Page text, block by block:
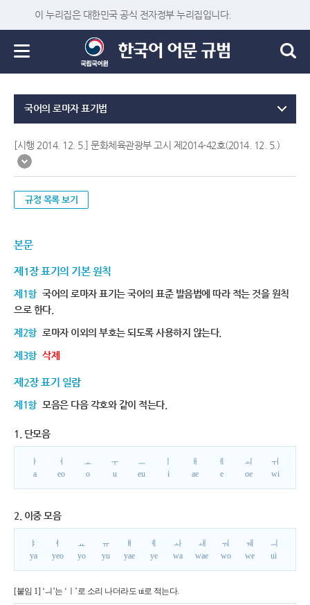
이 누리집은 대한민국 공식 전자정부 누리집입니다.
국어의 로마자 표기법
[시행 2014. 12. 5.] 문화체육관광부 고시 제2014-42호(2014. 12. 5.)
규정 목록 보기
본문
제1장 표기의 기본 원칙
제1항 국어의 로마자 표기는 국어의 표준 발음법에 따라 적는 것을 원칙
으로 한다.
제2항 로마자 이외의 부호는 되도록 사용하지 않는다.
제3항 삭제
제2장 표기 일람
제1항 모음은 다음 각호와 같이 적는다.
1. 단모음
ㅏ
a
ㅓ
eo
ㅗ
o
ㅜ
u
ㅡ
eu
i
ㅐ
ae
ㅔ
e
ㅚ
oe
ㅟ
wi
2. 이중 모음
ㅑ
ya
ㅕ
yeo
ㅛ
yo
ㅠ
yu
ㅒ
yae
ㅖ
ye
ㅘ
wa
ㅙ
wae
ㅝ
wo
ㅞ
we
ㅢ
ui
[붙임 1] ‘ㅢ’는 ‘ㅣ’로 소리 나더라도 ui로 적는다.